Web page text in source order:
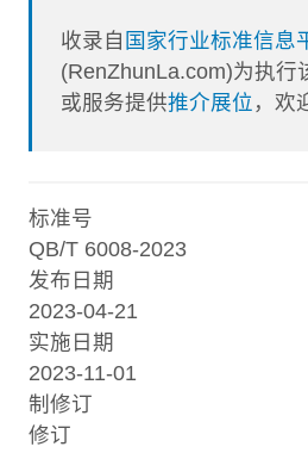
收录自 国家行业标准信息
(RenZhunLa.com)为执行
或服务提供推介展位 ，欢
标准号
QB/T 6008-2023
发布日期
2023-04-21
实施日期
2023-11-01
制修订
修订